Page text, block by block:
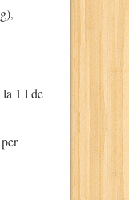
1 l de